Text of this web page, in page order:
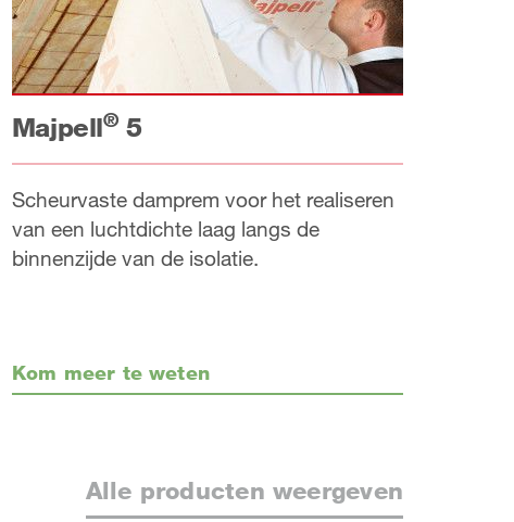
Majpell®5
Scheurvaste damprem voor het realiseren
van een luchtdichte laag langs de
binnenzijde van de isolatie.
Kom meer te weten
Alle producten weergeven